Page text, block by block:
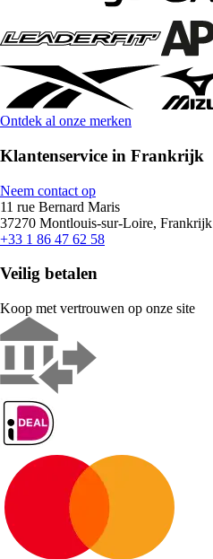
Ontdek al onze merken
Klantenservice in Frankrijk
Neem contact op
11 rue Bernard Maris
37270 Montlouis-sur-Loire, Frankrijk
+33 1 86 47 62 58
Veilig betalen
Koop met vertrouwen op onze site